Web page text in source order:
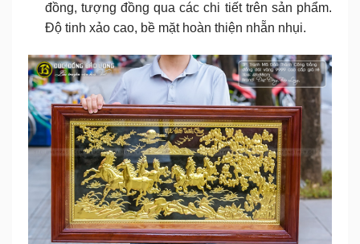
đồng, tượng đồng qua các chi tiết trên sản phẩm.
Độ tinh xảo cao, bề mặt hoàn thiện nhẵn nhụi.